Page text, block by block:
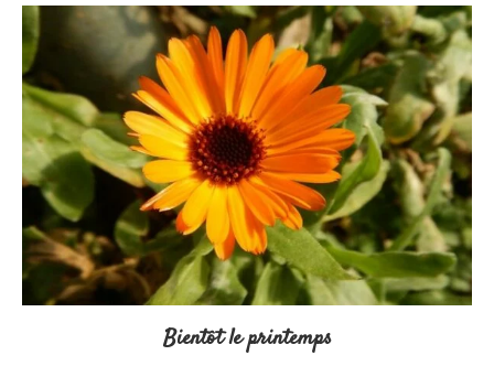
Bientôt le printemps